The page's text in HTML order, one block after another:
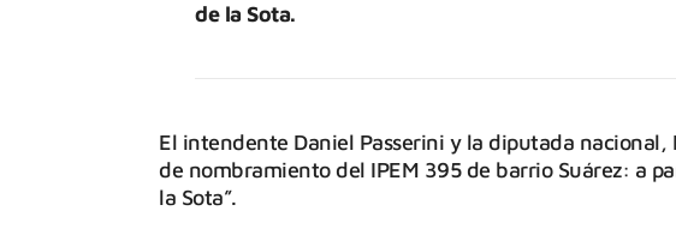
de la Sota.
El intendente Daniel Passerini y la diputada
de nombramiento del IPEM 395 de barrio Suárez: a
la Sota”.